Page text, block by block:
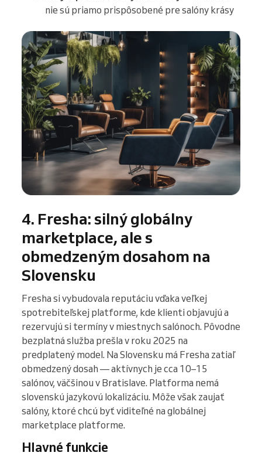
nie sú priamo prispôsobené pre salóny krásy
4. Fresha: silný globálny
marketplace, ale s
obmedzeným dosahom na
Slovensku
Fresha si vybudovala reputáciu vďaka veľkej
spotrebiteľskej platforme, kde klienti objavujú a
rezervujú si termíny v miestnych salónoch. Pôvodne
bezplatná služba prešla v roku 2025 na
predplatený model. Na Slovensku má Fresha zatiaľ
obmedzený dosah — aktívnych je cca 10–15
salónov, väčšinou v Bratislave. Platforma nemá
slovenskú jazykovú lokalizáciu. Môže však zaujať
salóny, ktoré chcú byť viditeľné na globálnej
marketplace platforme.
Hlavné funkcie